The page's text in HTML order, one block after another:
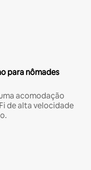
para nômades
acomodação
de alta velocidade